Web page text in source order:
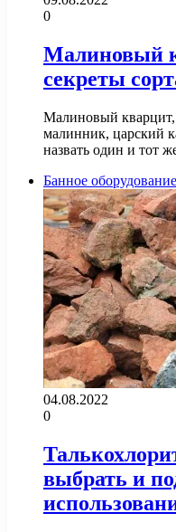
0
Малиновый
секреты
Малиновый
малинник, царский
назвать один и тот
Банное оборудование
04.08.2022
0
выбрать и